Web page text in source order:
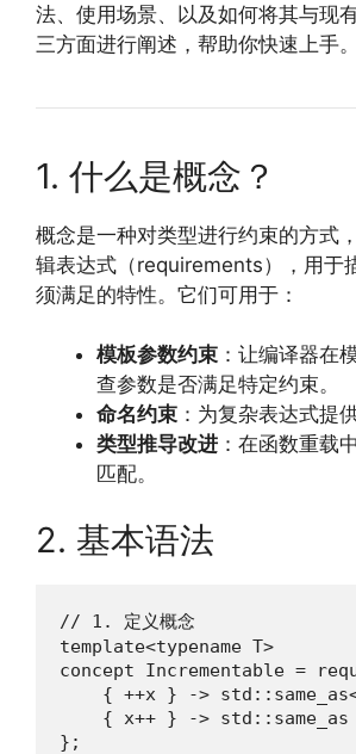
法、使用场景、以及如何将其与现
三方面进行阐述，帮助你快速上手。
1. 什么是概念？
概念是一种对类型进行约束的方式
辑表达式（requirements），用于
须满足的特性。它们可用于：
模板参数约束 ：让编译器在
查参数是否满足特定约束。
命名约束 ：为复杂表达式提
类型推导改进 ：在函数重载
匹配。
2. 基本语法
// 1. 定义概念
template<typename T>
concept Incrementable =
{ ++x } ->
{ x++ } -> std::same_as
};